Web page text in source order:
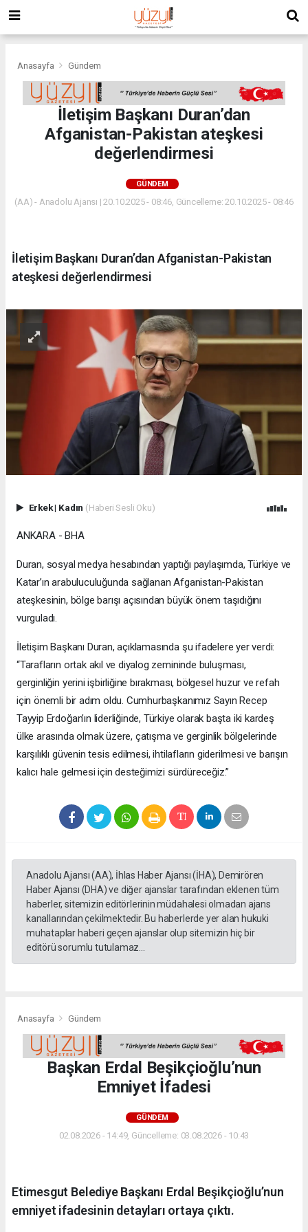
Anasayfa Gündem
İletişim Başkanı Duran’dan
Afganistan-Pakistan ateşkesi
değerlendirmesi
GÜNDEM
(AA) - Anadolu Ajansı | 20.10.2025 - 08:46, Güncelleme: 20.10.2025 - 08:46
İletişim Başkanı Duran’dan Afganistan-Pakistan
ateşkesi değerlendirmesi
Erkek| Kadın (Haberi Sesli Oku)
ANKARA - BHA
Duran, sosyal medya hesabından yaptığı paylaşımda, Türkiye ve
Katar’ın arabuluculuğunda sağlanan Afganistan-Pakistan
ateşkesinin, bölge barışı açısından büyük önem taşıdığını
vurguladı.
İletişim Başkanı Duran, açıklamasında şu ifadelere yer verdi:
“Tarafların ortak akıl ve diyalog zemininde buluşması,
gerginliğin yerini işbirliğine bırakması, bölgesel huzur ve refah
için önemli bir adım oldu. Cumhurbaşkanımız Sayın Recep
Tayyip Erdoğan’ın liderliğinde, Türkiye olarak başta iki kardeş
ülke arasında olmak üzere, çatışma ve gerginlik bölgelerinde
karşılıklı güvenin tesis edilmesi, ihtilafların giderilmesi ve barışın
kalıcı hale gelmesi için desteğimizi sürdüreceğiz.”
Anadolu Ajansı (AA), İhlas Haber Ajansı (İHA), Demirören
Haber Ajansı (DHA) ve diğer ajanslar tarafından eklenen tüm
haberler, sitemizin editörlerinin müdahalesi olmadan ajans
kanallarından çekilmektedir. Bu haberlerde yer alan hukuki
muhataplar haberi geçen ajanslar olup sitemizin hiç bir
editörü sorumlu tutulamaz...
Anasayfa Gündem
Başkan Erdal Beşikçioğlu’nun
Emniyet İfadesi
GÜNDEM
02.08.2026 - 14:49, Güncelleme: 03.08.2026 - 10:43
Etimesgut Belediye Başkanı Erdal Beşikçioğlu’nun
emniyet ifadesinin detayları ortaya çıktı.